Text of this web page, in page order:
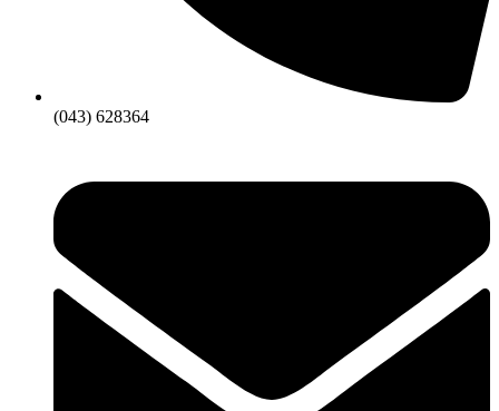
(043) 628364